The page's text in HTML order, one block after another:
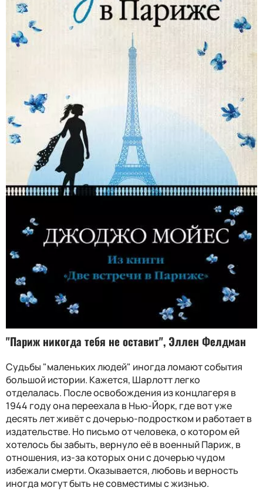
"Париж никогда тебя не оставит", Эллен Фелдман
Судьбы "маленьких людей" иногда ломают события
большой истории. Кажется, Шарлотт легко
отделалась. После освобождения из концлагеря в
1944 году она переехала в Нью-Йорк, где вот уже
десять лет живёт с дочерью-подростком и работает в
издательстве. Но письмо от человека, о котором ей
хотелось бы забыть, вернуло её в военный Париж, в
отношения, из-за которых они с дочерью чудом
избежали смерти. Оказывается, любовь и верность
иногда могут быть не совместимы с жизнью.